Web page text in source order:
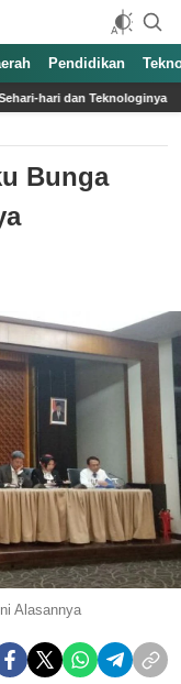
Pendidikan
Leo Messi Cetak Gol
Bunga
Alasannya